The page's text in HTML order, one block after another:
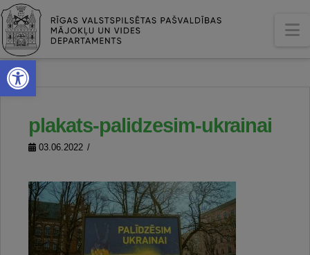
Open toolbar
plakats-palidzesim-ukrainai
03.06.2022